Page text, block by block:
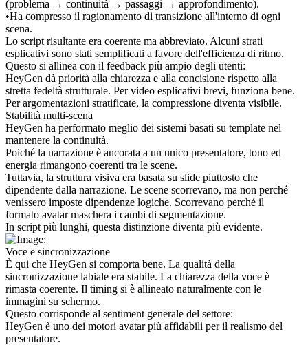
(problema → continuità → passaggi → approfondimento).
•Ha compresso il ragionamento di transizione all'interno di ogni
scena.
Lo script risultante era coerente ma abbreviato. Alcuni strati
esplicativi sono stati semplificati a favore dell'efficienza di ritmo.
Questo si allinea con il feedback più ampio degli utenti:
HeyGen dà priorità alla chiarezza e alla concisione rispetto alla
stretta fedeltà strutturale. Per video esplicativi brevi, funziona bene.
Per argomentazioni stratificate, la compressione diventa visibile.
Stabilità multi-scena
HeyGen ha performato meglio dei sistemi basati su template nel
mantenere la continuità.
Poiché la narrazione è ancorata a un unico presentatore, tono ed
energia rimangono coerenti tra le scene.
Tuttavia, la struttura visiva era basata su slide piuttosto che
dipendente dalla narrazione. Le scene scorrevano, ma non perché
venissero imposte dipendenze logiche. Scorrevano perché il
formato avatar maschera i cambi di segmentazione.
In script più lunghi, questa distinzione diventa più evidente.
Voce e sincronizzazione
È qui che HeyGen si comporta bene. La qualità della
sincronizzazione labiale era stabile. La chiarezza della voce è
rimasta coerente. Il timing si è allineato naturalmente con le
immagini su schermo.
Questo corrisponde al sentiment generale del settore:
HeyGen è uno dei motori avatar più affidabili per il realismo del
presentatore.